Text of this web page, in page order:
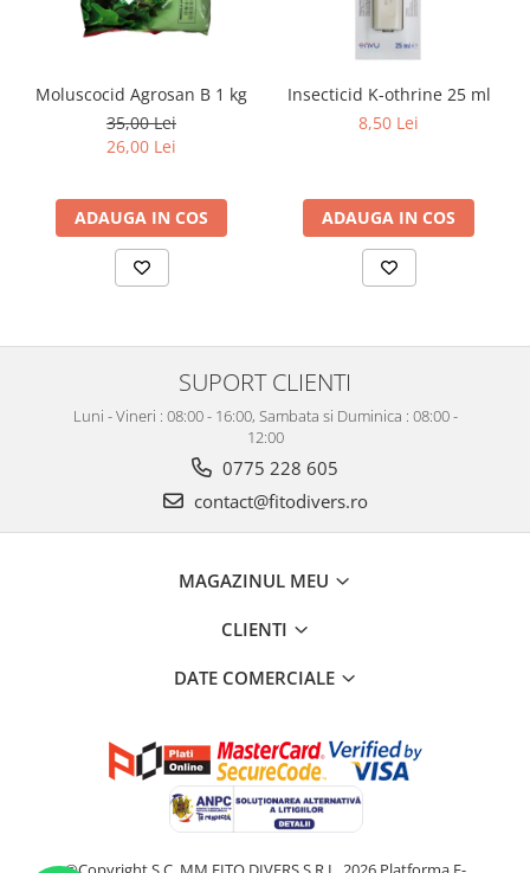
Moluscocid Agrosan B 1 kg
35,00 Lei
26,00 Lei
ADAUGA IN COS
Insecticid K-othrine 25 ml
8,50 Lei
ADAUGA IN COS
SUPORT CLIENTI
Luni - Vineri : 08:00 - 16:00, Sambata si Duminica : 08:00 -
12:00
0775 228 605
contact@fitodivers.ro
MAGAZINUL MEU
CLIENTI
DATE COMERCIALE